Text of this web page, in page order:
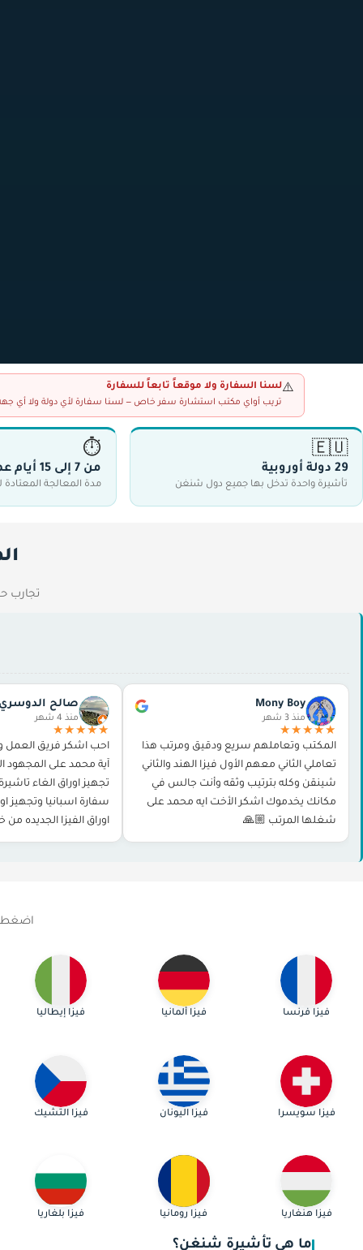
⚠️لسنا السفارة ولا موقعاً تابعاً للسفارة
تريب أواي مكتب استشارة سفر خاص — لسنا سفارة لأي دولة ولا أي جهة
🇪🇺
29 دولة أوروبية
تأشيرة واحدة تدخل بها جميع دول شنغن
⏱
من 7 إلى 15 أيام عمل
مدة المعالجة المعتادة
تجارب
Mony Boy
منذ 3 شهر
★★★★★
المكتب وتعاملهم سريع ودقيق ومرتب هذا
تعاملي الثاني معهم الأول فيزا الهند والثاني
شينقن وكله بترتيب وثقه وأنت جالس في
مكانك يخدموك اشكر الأخت ايه محمد على
شغلها المرتب 🙏🏼
صالح
منذ 4 شهر
★★★★★
احب اشكر فريق العمل
آية محمد على المجهود
تجهيز اوراق الغاء
سفارة اسبانيا وتجهيز
اوراق الفيزا الجديده
و حجز الموعد وغيرها
اضغط
فيزا فرنسا فيزا ألمانيا فيزا إيطاليا
فيزا سويسرا فيزا اليونان فيزا التشيك
فيزا هنغاريا فيزا رومانيا فيزا بلغاريا
ما هي تأشيرة شنغن؟